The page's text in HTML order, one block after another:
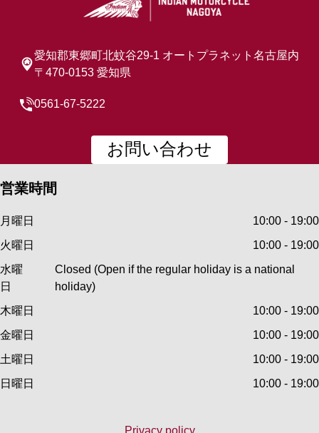
愛知郡東郷町北蚊谷29-1 オートプラネット名古屋内
〒470-0153 愛知県
0561-67-5222
お問い合わせ
営業時間
月曜日
10:00 - 19:00
火曜日
10:00 - 19:00
水曜
日
Closed (Open if the regular holiday is a national
holiday)
木曜日
10:00 - 19:00
金曜日
10:00 - 19:00
土曜日
10:00 - 19:00
日曜日
10:00 - 19:00
Privacy policy